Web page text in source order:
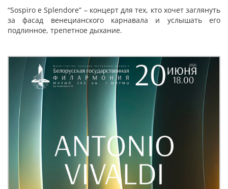
“Sospiro e Splendore” – концерт для тех, кто хочет заглянуть
за фасад венецианского карнавала и услышать его
подлинное, трепетное дыхание.